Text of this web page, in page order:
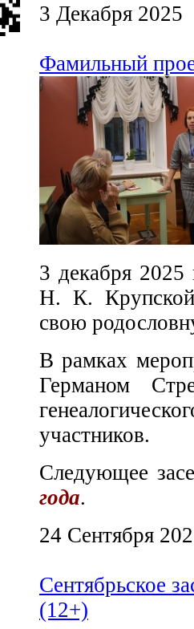
3 Декабря 2025
Фамильный
3 декабря 2025
Н. К. Крупской
свою
В рамках
Германом
участников.
Следующее
года.
24 Сентября
Сентябрьское
(12+)